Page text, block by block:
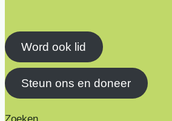
Word ook lid
Steun ons en doneer